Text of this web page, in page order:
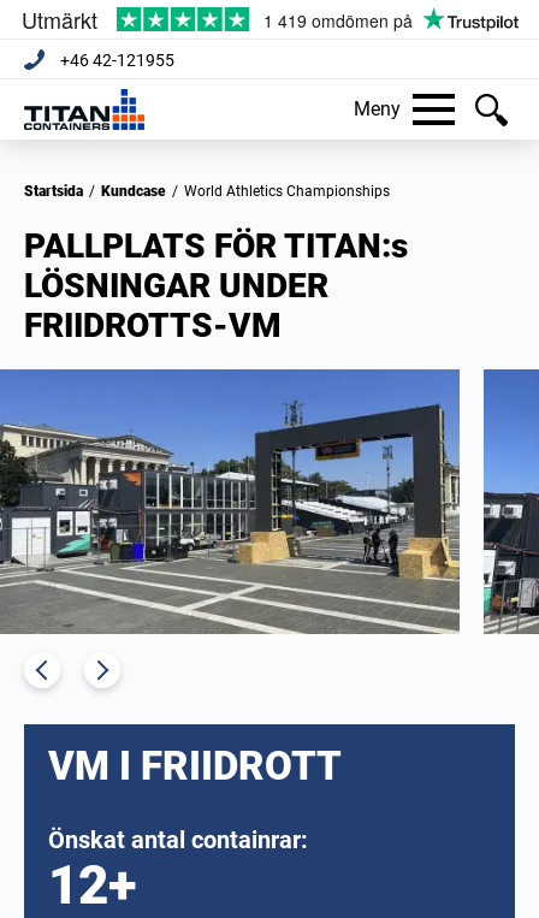
+46 42-121955
Meny
Startsida / Kundcase / World Athletics Championships
PALLPLATS FÖR TITAN:s
LÖSNINGAR UNDER
FRIIDROTTS-VM
VM I FRIIDROTT
Önskat antal containrar:
12+